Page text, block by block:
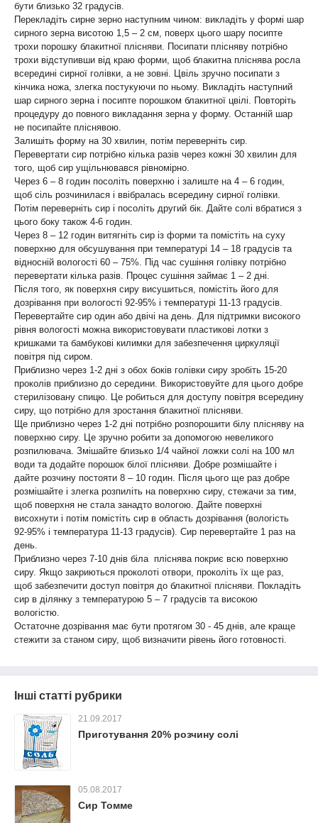
бути близько 32 градусів.
Перекладіть сирне зерно наступним чином: викладіть у формі шар
сирного зерна висотою 1,5 – 2 см, поверх цього шару посипте
трохи порошку блакитної плісняви. Посипати плісняву потрібно
трохи відступивши від краю форми, щоб блакитна пліснява росла
всередині сирної голівки, а не зовні. Цвіль зручно посипати з
кінчика ножа, злегка постукуючи по ньому. Викладіть наступний
шар сирного зерна і посипте порошком блакитної цвілі. Повторіть
процедуру до повного викладання зерна у форму. Останній шар
не посипайте пліснявою.
Залишіть форму на 30 хвилин, потім переверніть сир.
Перевертати сир потрібно кілька разів через кожні 30 хвилин для
того, щоб сир ущільнювався рівномірно.
Через 6 – 8 годин посоліть поверхню і залиште на 4 – 6 годин,
щоб сіль розчинилася і ввібралась всередину сирної голівки.
Потім переверніть сир і посоліть другий бік. Дайте солі вбратися з
цього боку також 4-6 годин.
Через 8 – 12 годин витягніть сир із форми та помістіть на суху
поверхню для обсушування при температурі 14 – 18 градусів та
відносній вологості 60 – 75%. Під час сушіння голівку потрібно
перевертати кілька разів. Процес сушіння займає 1 – 2 дні.
Після того, як поверхня сиру висушиться, помістіть його для
дозрівання при вологості 92-95% і температурі 11-13 градусів.
Перевертайте сир один або двічі на день. Для підтримки високого
рівня вологості можна використовувати пластикові лотки з
кришками та бамбукові килимки для забезпечення циркуляції
повітря під сиром.
Приблизно через 1-2 дні з обох боків голівки сиру зробіть 15-20
проколів приблизно до середини. Використовуйте для цього добре
стерилізовану спицю. Це робиться для доступу повітря всередину
сиру, що потрібно для зростання блакитної плісняви.
Ще приблизно через 1-2 дні потрібно розпорошити білу плісняву на
поверхню сиру. Це зручно робити за допомогою невеликого
розпилювача. Змішайте близько 1/4 чайної ложки солі на 100 мл
води та додайте порошок білої плісняви. Добре розмішайте і
дайте розчину постояти 8 – 10 годин. Після цього ще раз добре
розмішайте і злегка розпиліть на поверхню сиру, стежачи за тим,
щоб поверхня не стала занадто вологою. Дайте поверхні
висохнути і потім помістіть сир в область дозрівання (вологість
92-95% і температура 11-13 градусів). Сир перевертайте 1 раз на
день.
Приблизно через 7-10 днів біла пліснява покриє всю поверхню
сиру. Якщо закриються проколоті отвори, проколіть їх ще раз,
щоб забезпечити доступ повітря до блакитної плісняви. Покладіть
сир в ділянку з температурою 5 – 7 градусів та високою
вологістю.
Остаточне дозрівання має бути протягом 30 - 45 днів, але краще
стежити за станом сиру, щоб визначити рівень його готовності.
Інші статті рубрики
21.09.2017
Приготування 20% розчину солі
05.08.2017
Сир Томме